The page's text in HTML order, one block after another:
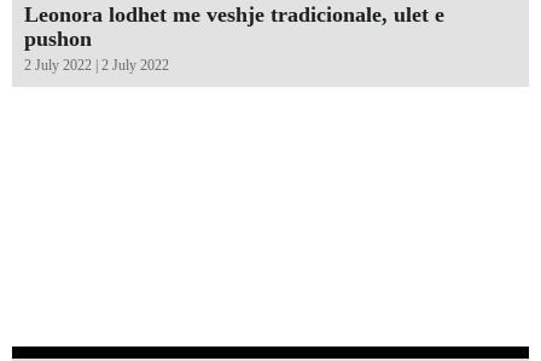
Leonora lodhet me veshje tradicionale, ulet e
pushon
2 July 2022 | 2 July 2022